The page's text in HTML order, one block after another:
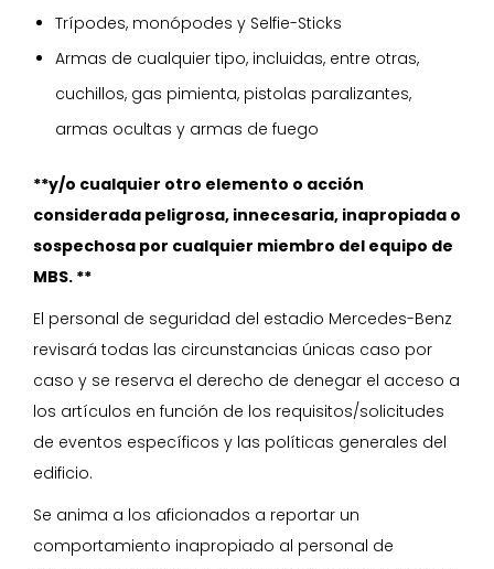
Trípodes, monópodes y Selfie-Sticks
Armas de cualquier tipo, incluidas, entre otras,
cuchillos, gas pimienta, pistolas paralizantes,
armas ocultas y armas de fuego
**y/o cualquier otro elemento o acción
considerada peligrosa, innecesaria, inapropiada o
sospechosa por cualquier miembro del equipo de
MBS. **
El personal de seguridad del estadio Mercedes-Benz
revisará todas las circunstancias únicas caso por
caso y se reserva el derecho de denegar el acceso a
los artículos en función de los requisitos/solicitudes
de eventos específicos y las políticas generales del
edificio.
Se anima a los aficionados a reportar un
comportamiento inapropiado al personal de